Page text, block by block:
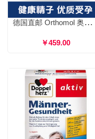
德国直邮 Orthomol 奥适宝 fertil plus 男性备孕提高精子活力番茄红素 30天量
￥459.00